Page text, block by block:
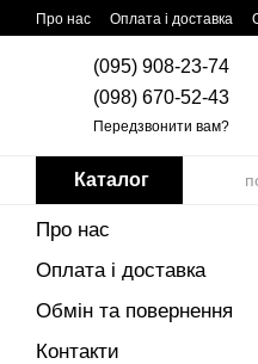
Перейти до основного
Про нас Оплата і доставка
(095) 908-23-74
(098) 670-52-43
Передзвонити вам?
Каталог
Про нас
Оплата і доставка
Обмін та повернення
Контакти